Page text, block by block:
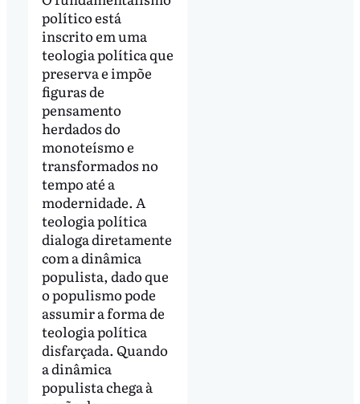
político está
inscrito em uma
teologia política que
preserva e impõe
figuras de
pensamento
herdados do
monoteísmo e
transformados no
tempo até a
modernidade. A
teologia política
dialoga diretamente
com a dinâmica
populista, dado que
o populismo pode
assumir a forma de
teologia política
disfarçada. Quando
a dinâmica
populista chega à